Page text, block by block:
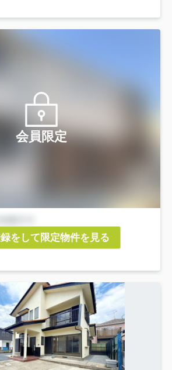
会員限定
をして限定物件を見る